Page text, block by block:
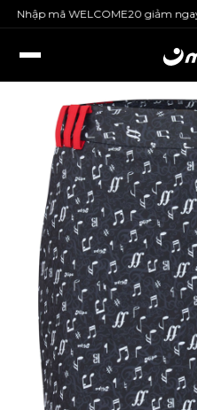
Nhập mã WELCOME20 giảm